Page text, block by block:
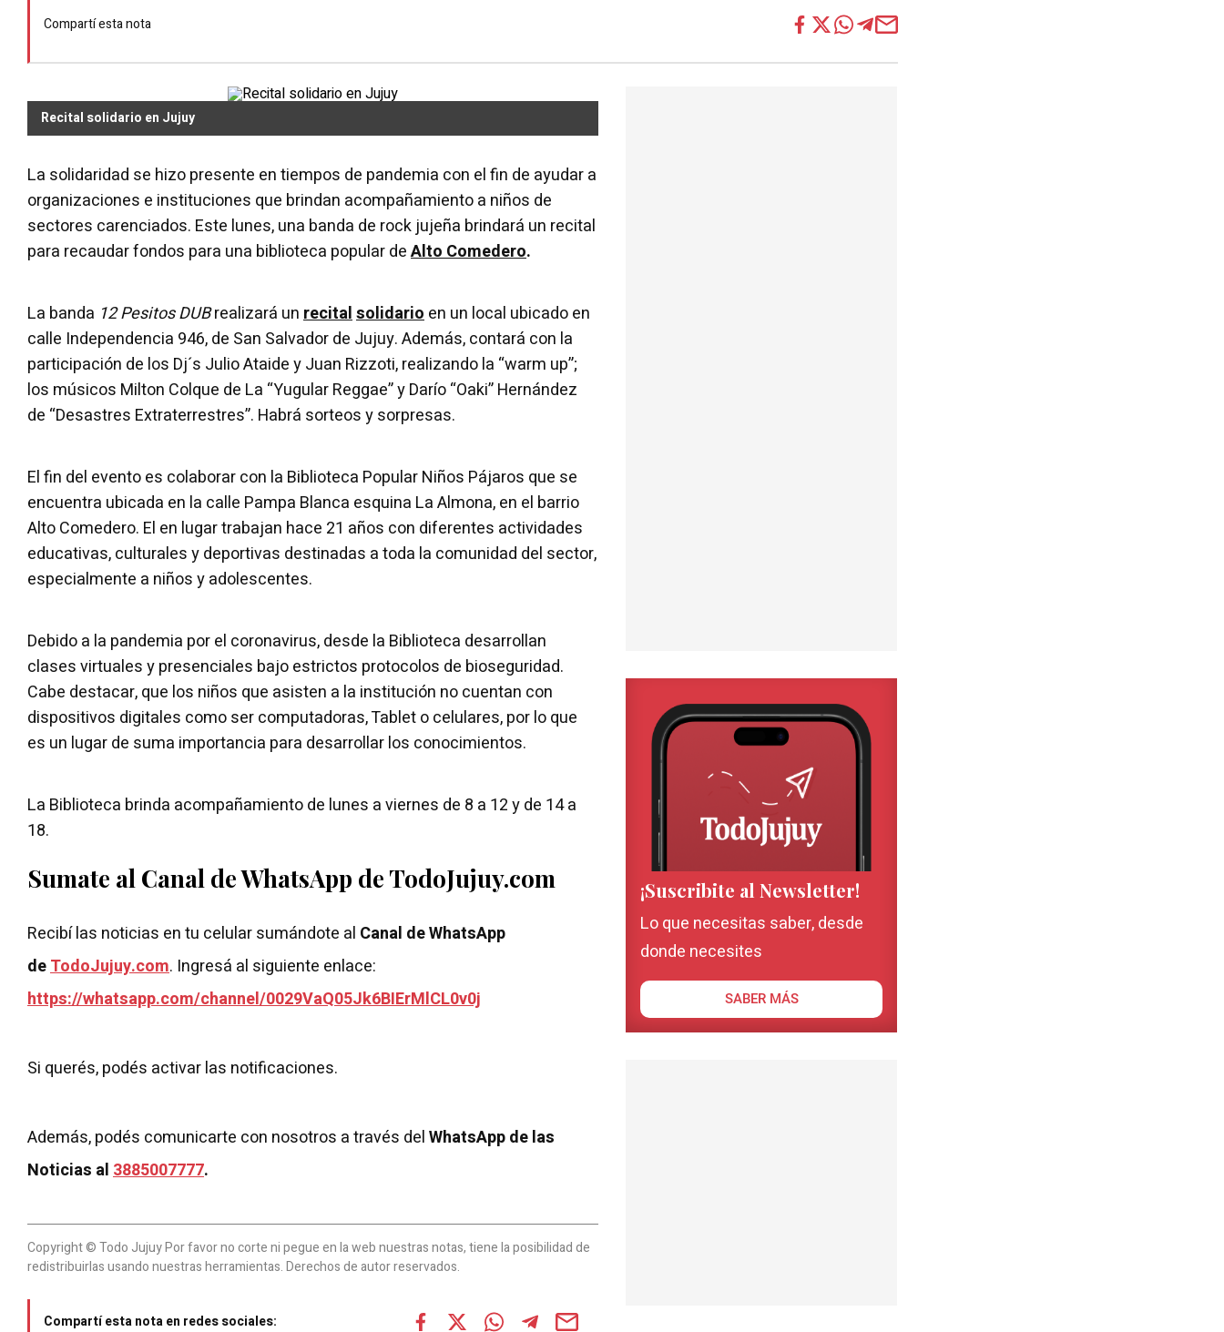
Compartí esta nota
Recital solidario en Jujuy
La solidaridad se hizo presente en tiempos de pandemia con el fin de ayudar a
organizaciones e instituciones que brindan acompañamiento a niños de
sectores carenciados. Este lunes, una banda de rock jujeña brindará un recital
para recaudar fondos para una biblioteca popular deAlto Comedero.
La banda 12 Pesitos DUBrealizará unrecitalsolidarioen un local ubicado en
calle Independencia 946, de San Salvador de Jujuy. Además, contará con la
participación de los Dj´s Julio Ataide y Juan Rizzoti, realizando la “warm up”;
los músicos Milton Colque de La “Yugular Reggae” y Darío “Oaki” Hernández
de “Desastres Extraterrestres”. Habrá sorteos y sorpresas.
El fin del evento es colaborar con la Biblioteca Popular Niños Pájaros que se
encuentra ubicada en la calle Pampa Blanca esquina La Almona, en el barrio
Alto Comedero. El en lugar trabajan hace 21 años con diferentes actividades
educativas, culturales y deportivas destinadas a toda la comunidad del sector,
especialmente a niños y adolescentes.
Debido a la pandemia por el coronavirus, desde la Biblioteca desarrollan
clases virtuales y presenciales bajo estrictos protocolos de bioseguridad.
Cabe destacar, que los niños que asisten a la institución no cuentan con
dispositivos digitales como ser computadoras, Tablet o celulares, por lo que
es un lugar de suma importancia para desarrollar los conocimientos.
La Biblioteca brinda acompañamiento de lunes a viernes de 8 a 12 y de 14 a
18.
Sumate al Canal de WhatsApp de TodoJujuy.com
Recibí las noticias en tu celular sumándote al Canal de WhatsApp
deTodoJujuy.com. Ingresá al siguiente enlace:
https://whatsapp.com/channel/0029VaQ05Jk6BIErMlCL0v0j
Si querés, podés activar las notificaciones.
Además, podés comunicarte con nosotros a través delWhatsApp de las
Noticias al3885007777.
Copyright © Todo Jujuy Por favor no corte ni pegue en la web nuestras notas, tiene la posibilidad de
redistribuirlas usando nuestras herramientas. Derechos de autor reservados.
Compartí esta nota en redes sociales:
¡Suscribite al Newsletter!
Lo que necesitas saber, desde
donde necesites
SABER MÁS